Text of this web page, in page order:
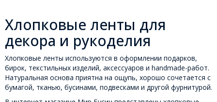
Хлопковые ленты для
декора и рукоделия
Хлопковые ленты используются в оформлении подарков,
бирок, текстильных изделий, аксессуаров и handmade-работ.
Натуральная основа приятна на ощупь, хорошо сочетается с
бумагой, тканью, бусинами, подвесками и другой фурнитурой.